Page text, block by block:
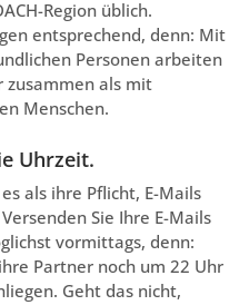
Region üblich.
entsprechend, denn: Mit
Personen arbeiten
zusammen als mit
Menschen.
Uhrzeit.
als ihre Pflicht, E-Mails
Sie Ihre E-Mails
vormittags, denn:
Partner noch um 22 Uhr
Geht das nicht,